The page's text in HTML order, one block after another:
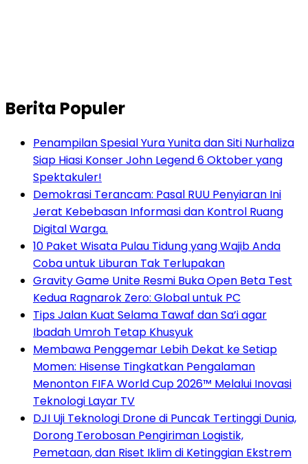
Berita Populer
Penampilan Spesial Yura Yunita dan Siti Nurhaliza
Siap Hiasi Konser John Legend 6 Oktober yang
Spektakuler!
Demokrasi Terancam: Pasal RUU Penyiaran Ini
Jerat Kebebasan Informasi dan Kontrol Ruang
Digital Warga.
10 Paket Wisata Pulau Tidung yang Wajib Anda
Coba untuk Liburan Tak Terlupakan
Gravity Game Unite Resmi Buka Open Beta Test
Kedua Ragnarok Zero: Global untuk PC
Tips Jalan Kuat Selama Tawaf dan Sa’i agar
Ibadah Umroh Tetap Khusyuk
Membawa Penggemar Lebih Dekat ke Setiap
Momen: Hisense Tingkatkan Pengalaman
Menonton FIFA World Cup 2026™ Melalui Inovasi
Teknologi Layar TV
DJI Uji Teknologi Drone di Puncak Tertinggi Dunia,
Dorong Terobosan Pengiriman Logistik,
Pemetaan, dan Riset Iklim di Ketinggian Ekstrem